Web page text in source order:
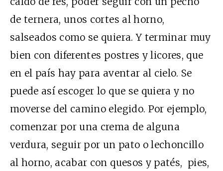
de ternera, unos cortes al horno,
salseados como se quiera. Y terminar muy
bien con diferentes postres y licores, que
en el país hay para aventar al cielo. Se
puede así escoger lo que se quiera y no
moverse del camino elegido. Por ejemplo,
comenzar por una crema de alguna
verdura, seguir por un pato o lechoncillo
al horno, acabar con quesos y patés, pies,